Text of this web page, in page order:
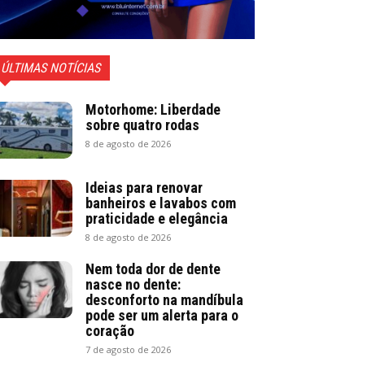
ÚLTIMAS NOTÍCIAS
Motorhome: Liberdade
sobre quatro rodas
8 de agosto de 2026
Ideias para renovar
banheiros e lavabos com
praticidade e elegância
8 de agosto de 2026
Nem toda dor de dente
nasce no dente:
desconforto na mandíbula
pode ser um alerta para o
coração
7 de agosto de 2026